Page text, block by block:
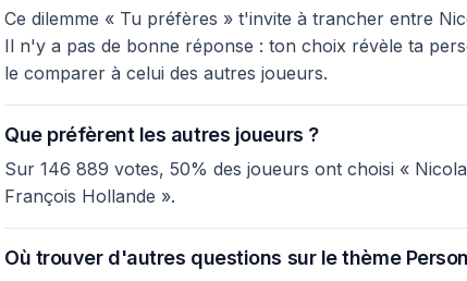
Ce dilemme « Tu préfères » t'invite à trancher entre
Il n'y a pas de bonne réponse : ton choix révèle ta
le comparer à celui des autres joueurs.
Que préfèrent les autres joueurs ?
Sur 146 889 votes, 50% des joueurs ont choisi «
François Hollande ».
Où trouver d'autres questions sur le thème